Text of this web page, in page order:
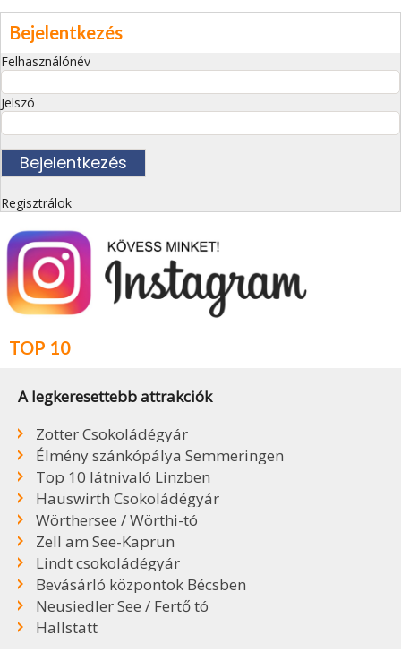
Bejelentkezés
Felhasználónév
Jelszó
Regisztrálok
TOP 10
A legkeresettebb attrakciók
Zotter Csokoládégyár
Élmény szánkópálya Semmeringen
Top 10 látnivaló Linzben
Hauswirth Csokoládégyár
Wörthersee / Wörthi-tó
Zell am See-Kaprun
Lindt csokoládégyár
Bevásárló központok Bécsben
Neusiedler See / Fertő tó
Hallstatt